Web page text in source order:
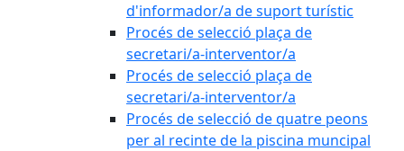
d'informador/a de suport turístic
Procés de selecció plaça de
secretari/a-interventor/a
Procés de selecció plaça de
secretari/a-interventor/a
Procés de selecció de quatre peons
per al recinte de la piscina muncipal